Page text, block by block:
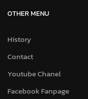
OTHER MENU
History
Contact
Youtube Chanel
Facebook Fanpage